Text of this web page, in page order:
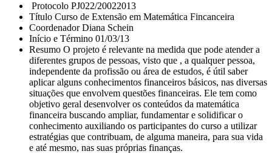
Protocolo PJ022/20022013
Título Curso de Extensão em Matemática Fincanceira
Coordenador Diana Schein
Início e Término 01/03/13
Resumo O projeto é relevante na medida que pode atender a
diferentes grupos de pessoas, visto que , a qualquer pessoa,
independente da profissão ou área de estudos, é útil saber
aplicar alguns conhecimentos financeiros básicos, nas diversas
situações que envolvem questões financeiras. Ele tem como
objetivo geral desenvolver os conteúdos da matemática
financeira buscando ampliar, fundamentar e solidificar o
conhecimento auxiliando os participantes do curso a utilizar
estratégias que contribuam, de alguma maneira, para sua vida
e até mesmo, nas suas próprias finanças.